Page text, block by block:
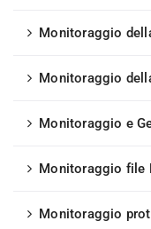
Monitoraggio
Monitoraggio
Monitoraggio e
Monitoraggio file
Monitoraggio